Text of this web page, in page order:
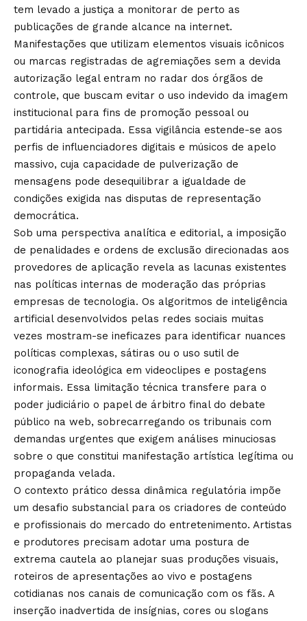
tem levado a justiça a monitorar de perto as
publicações de grande alcance na internet.
Manifestações que utilizam elementos visuais icônicos
ou marcas registradas de agremiações sem a devida
autorização legal entram no radar dos órgãos de
controle, que buscam evitar o uso indevido da imagem
institucional para fins de promoção pessoal ou
partidária antecipada. Essa vigilância estende-se aos
perfis de influenciadores digitais e músicos de apelo
massivo, cuja capacidade de pulverização de
mensagens pode desequilibrar a igualdade de
condições exigida nas disputas de representação
democrática.
Sob uma perspectiva analítica e editorial, a imposição
de penalidades e ordens de exclusão direcionadas aos
provedores de aplicação revela as lacunas existentes
nas políticas internas de moderação das próprias
empresas de tecnologia. Os algoritmos de inteligência
artificial desenvolvidos pelas redes sociais muitas
vezes mostram-se ineficazes para identificar nuances
políticas complexas, sátiras ou o uso sutil de
iconografia ideológica em videoclipes e postagens
informais. Essa limitação técnica transfere para o
poder judiciário o papel de árbitro final do debate
público na web, sobrecarregando os tribunais com
demandas urgentes que exigem análises minuciosas
sobre o que constitui manifestação artística legítima ou
propaganda velada.
O contexto prático dessa dinâmica regulatória impõe
um desafio substancial para os criadores de conteúdo
e profissionais do mercado do entretenimento. Artistas
e produtores precisam adotar uma postura de
extrema cautela ao planejar suas produções visuais,
roteiros de apresentações ao vivo e postagens
cotidianas nos canais de comunicação com os fãs. A
inserção inadvertida de insígnias, cores ou slogans